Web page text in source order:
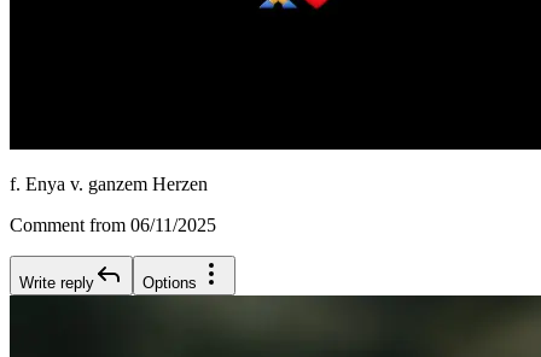
f. Enya v. ganzem Herzen
Comment from 06/11/2025
Write reply Options